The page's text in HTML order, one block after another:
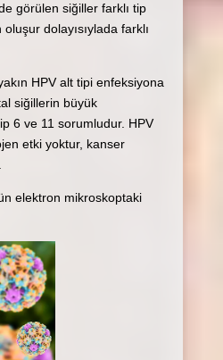
görülen siğiller farklı tip
dolayısıylada farklı
HPV alt tipi enfeksiyona
siğillerin büyük
6 ve 11 sorumludur. HPV
etki yoktur, kanser
elektron mikroskoptaki